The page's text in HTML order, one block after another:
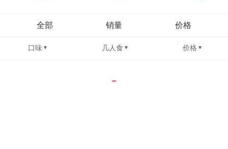
全部 销量 价格
口味 几人食 价格